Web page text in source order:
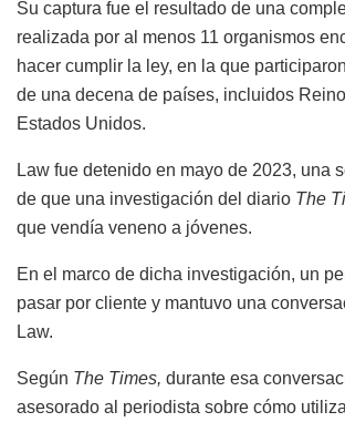
Su captura fue el resultado de una
realizada por al menos 11 organismos
hacer cumplir la ley, en la que
de una decena de países, incluidos
Estados Unidos.
Law fue detenido en mayo de 2023, una
de que una investigación del diario The
que vendía veneno a jóvenes.
En el marco de dicha investigación, un
pasar por cliente y mantuvo una
Law.
Según The Times, durante esa
asesorado al periodista sobre cómo